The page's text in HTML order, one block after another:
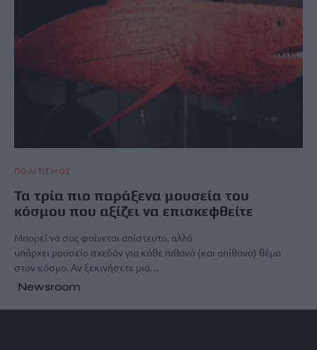
ΠΟΛΙΤΙΣΜΟΣ
Τα τρία πιο παράξενα μουσεία του
κόσμου που αξίζει να επισκεφθείτε
Μπορεί να σας φαίνεται απίστευτο, αλλά
υπάρχει μουσείο σχεδόν για κάθε πιθανό (και απίθανο) θέμα
στον κόσμο. Αν ξεκινήσετε μια…
Newsroom